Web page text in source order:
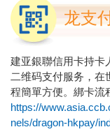
龙支
建亚銀聯信用卡持卡
二维码支付服务，在
程簡單方便。綁卡流
https://
nels/dragon-hkpay/